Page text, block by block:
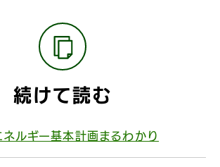
続けて読む
ルギー基本計画まるわかり